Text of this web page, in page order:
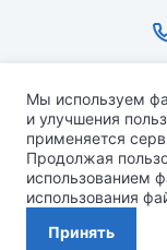
ПН-ПТ С
Мы используем
и улучшения
применяется
Продолжая
использованием
использования
Принять